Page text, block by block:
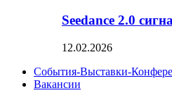
Seedance 2.0
12.02.2026
События-Выставки-
Вакансии